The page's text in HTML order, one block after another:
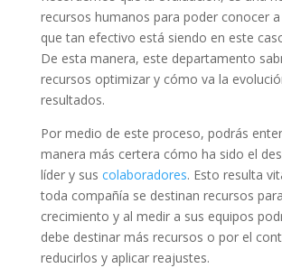
recursos humanos para poder conocer
que tan efectivo está siendo en este
De esta manera, este departamento
recursos optimizar y cómo va la
resultados.
Por medio de este proceso, podrás
manera más certera cómo ha sido el
líder y sus colaboradores. Esto resulta
toda compañía se destinan recursos
crecimiento y al medir a sus equipos
debe destinar más recursos o por el
reducirlos y aplicar reajustes.